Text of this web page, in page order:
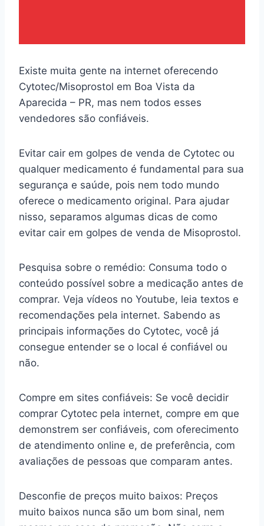
Existe muita gente na internet oferecendo
Cytotec/Misoprostol em Boa Vista da
Aparecida – PR, mas nem todos esses
vendedores são confiáveis.
Evitar cair em golpes de venda de Cytotec ou
qualquer medicamento é fundamental para sua
segurança e saúde, pois nem todo mundo
oferece o medicamento original. Para ajudar
nisso, separamos algumas dicas de como
evitar cair em golpes de venda de Misoprostol.
Pesquisa sobre o remédio: Consuma todo o
conteúdo possível sobre a medicação antes de
comprar. Veja vídeos no Youtube, leia textos e
recomendações pela internet. Sabendo as
principais informações do Cytotec, você já
consegue entender se o local é confiável ou
não.
Compre em sites confiáveis: Se você decidir
comprar Cytotec pela internet, compre em que
demonstrem ser confiáveis, com oferecimento
de atendimento online e, de preferência, com
avaliações de pessoas que comparam antes.
Desconfie de preços muito baixos: Preços
muito baixos nunca são um bom sinal, nem